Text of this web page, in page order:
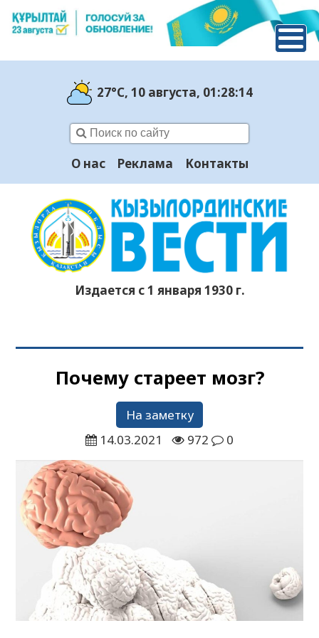
27°C, 10 августа, 01:28:15
О нас Реклама Контакты
Издается с 1 января 1930 г.
Почему стареет мозг?
На заметку
14.03.2021
972 0